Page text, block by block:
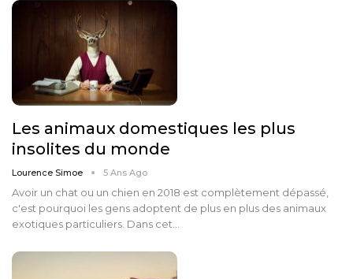
Les animaux domestiques les plus
insolites du monde
Lourence Simoe 5 Ans Ago
Avoir un chat ou un chien en 2018 est complètement dépassé,
c'est pourquoi les gens adoptent de plus en plus des animaux
exotiques particuliers. Dans cet…